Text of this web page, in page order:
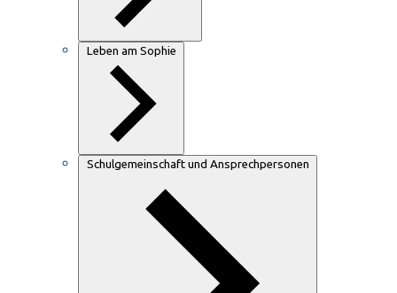
Leben am Sophie
Schulgemeinschaft und Ansprechpersonen